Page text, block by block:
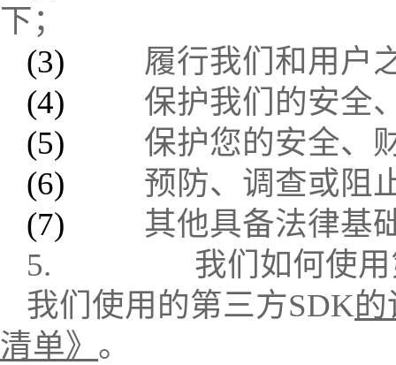
下；
(3) 履行我们和用户
(4) 保护我们的安全
(5) 保护您的安全、
(6) 预防、调查或阻
(7) 其他具备法律基
5. 我们如何使
我们使用的第三方SDK
清单》 。